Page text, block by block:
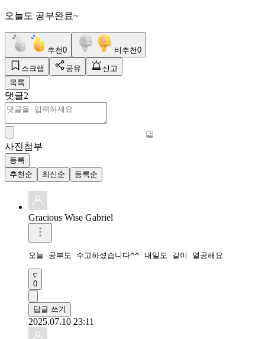
오늘도 공부완료~
추천0 비추천0
스크랩 공유
신고
목록
댓글2
사진첨부
등록
추천순
최신순 등록순
Gracious Wise Gabriel
오늘 공부도 수고하셨습니다^^ 내일도 같이 열공해요
0
답글 쓰기
2025.07.10 23:11